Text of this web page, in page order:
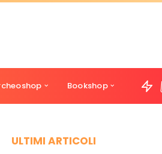
Bookshop
ULTIMI ARTICOLI